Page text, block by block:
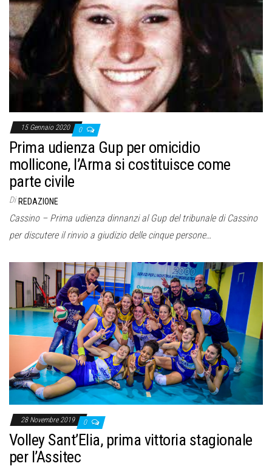
15 Gennaio 2020 0
Prima udienza Gup per omicidio
mollicone, l’Arma si costituisce come
parte civile
Di REDAZIONE
Cassino – Prima udienza dinnanzi al Gup del tribunale di Cassino
per discutere il rinvio a giudizio delle cinque persone…
28 Novembre 2019 0
Volley Sant’Elia, prima vittoria stagionale
per l’Assitec